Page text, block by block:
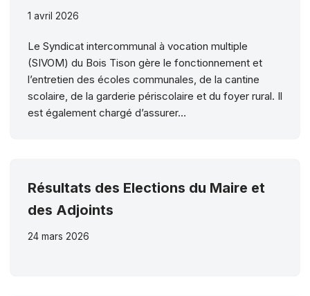
1 avril 2026
Le Syndicat intercommunal à vocation multiple
(SIVOM) du Bois Tison gère le fonctionnement et
l’entretien des écoles communales, de la cantine
scolaire, de la garderie périscolaire et du foyer rural. Il
est également chargé d’assurer…
Résultats des Elections du Maire et
des Adjoints
24 mars 2026